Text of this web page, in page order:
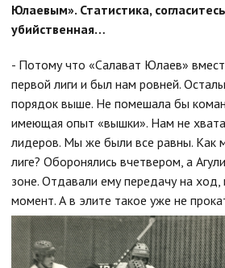
Юлаевым». Статистика,
убийственная…
- Потому что «Салават Юлаев»
первой лиги и был нам ровней.
порядок выше. Не помешала бы
имеющая опыт «вышки». Нам не
лидеров. Мы же были все равны. Как
лиге? Оборонялись вчетвером, а
зоне. Отдавали ему передачу на ход,
момент. А в элите такое уже не